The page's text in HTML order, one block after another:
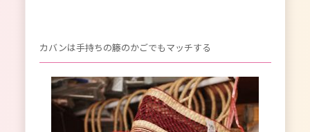
カバンは手持ちの籐のかごでもマッチする